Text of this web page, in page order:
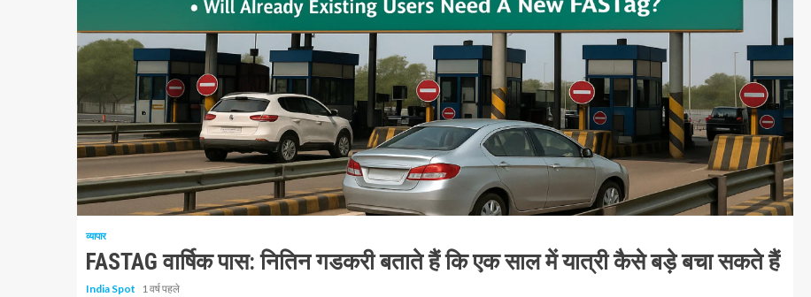
1 न्यूनतम पढ़ा
व्यापार
FASTAG वार्षिक पास: नितिन गडकरी बताते हैं कि एक साल में यात्री कैसे बड़े बचा सकते हैं
India Spot 1 वर्ष पहले